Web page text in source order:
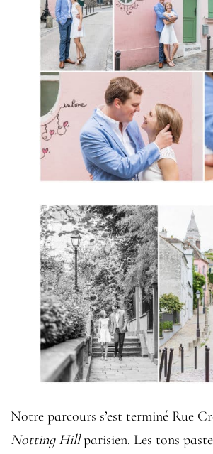
Notre parcours s’est terminé Rue
Notting Hillparisien. Les tons